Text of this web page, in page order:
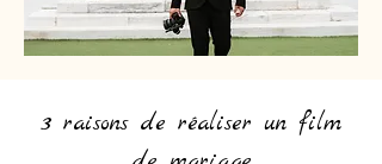
3 raisons de réaliser un film